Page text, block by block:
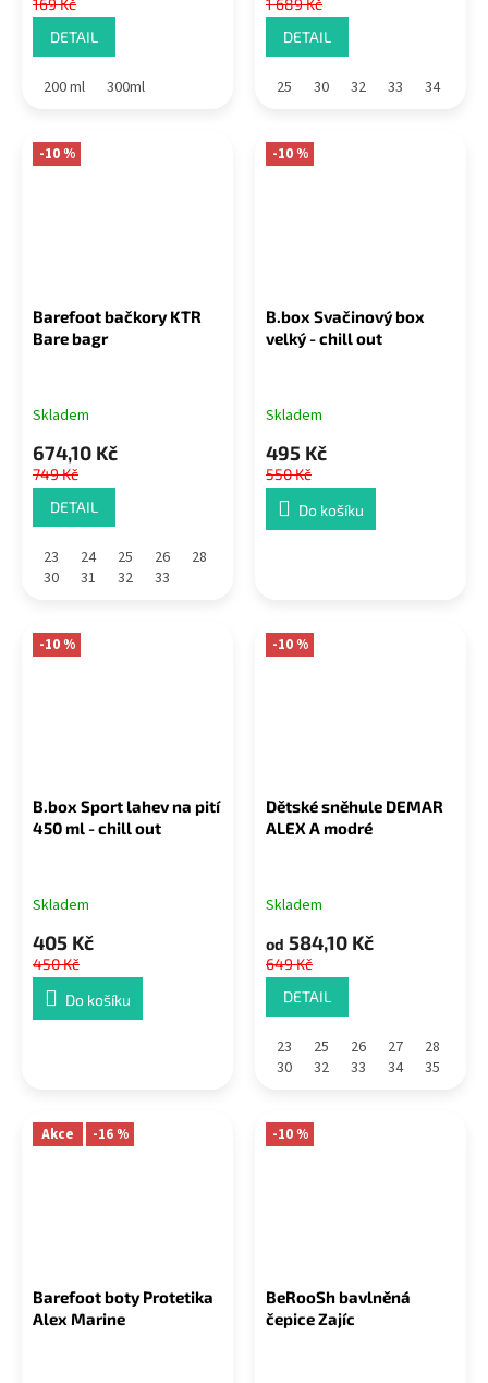
DETAIL
200 ml 300ml
DETAIL
25 30 32 33 34
-10 %
Barefoot bačkory KTR
Bare bagr
Skladem
674,10 Kč
749 Kč
DETAIL
23 24 25 26
28
30
31 32 33
-10 %
B.box Svačinový box
velký - chill out
Skladem
495 Kč
550 Kč
Do košíku
-10 %
B.box Sport lahev na pití
450 ml - chill out
Skladem
405 Kč
450 Kč
Do košíku
-10 %
Dětské sněhule DEMAR
ALEX A modré
Skladem
od 584,10 Kč
649 Kč
DETAIL
23 25 26 27
28
30
32 33 34 35
Akce -16 %
Barefoot boty Protetika
Alex Marine
-10 %
BeRooSh bavlněná
čepice Zajíc